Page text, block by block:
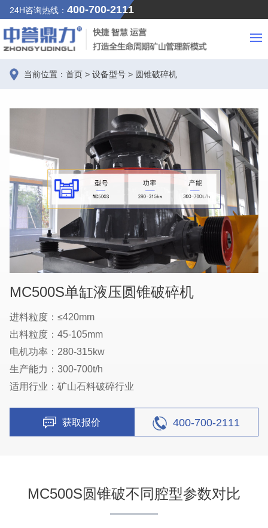
24H咨询热线： 400-700-2111
当前位置： 首页 > 设备型号 > 圆锥破碎机
MC500S单缸液压圆锥破碎机
进料粒度：≤420mm
出料粒度：45-105mm
电机功率：280-315kw
生产能力：300-700t/h
适用行业：矿山石料破碎行业
获取报价 400-700-2111
MC500S圆锥破不同腔型参数对比